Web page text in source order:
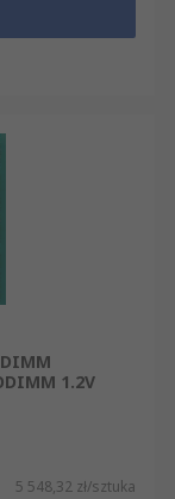
1.2V
5 548,32 zł/sztuka